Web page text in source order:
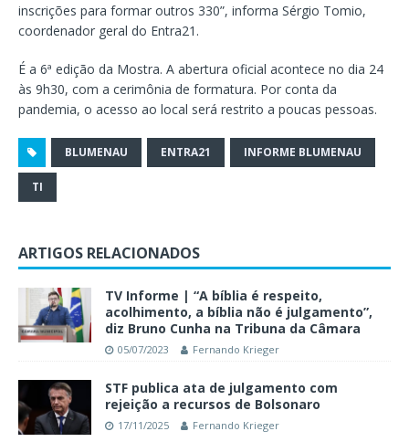
inscrições para formar outros 330”, informa Sérgio Tomio,
coordenador geral do Entra21.
É a 6ª edição da Mostra. A abertura oficial acontece no dia 24
às 9h30, com a cerimônia de formatura. Por conta da
pandemia, o acesso ao local será restrito a poucas pessoas.
BLUMENAU ENTRA21 INFORME BLUMENAU
TI
ARTIGOS RELACIONADOS
TV Informe | “A bíblia é respeito,
acolhimento, a bíblia não é julgamento”,
diz Bruno Cunha na Tribuna da Câmara
05/07/2023 Fernando Krieger
STF publica ata de julgamento com
rejeição a recursos de Bolsonaro
17/11/2025 Fernando Krieger